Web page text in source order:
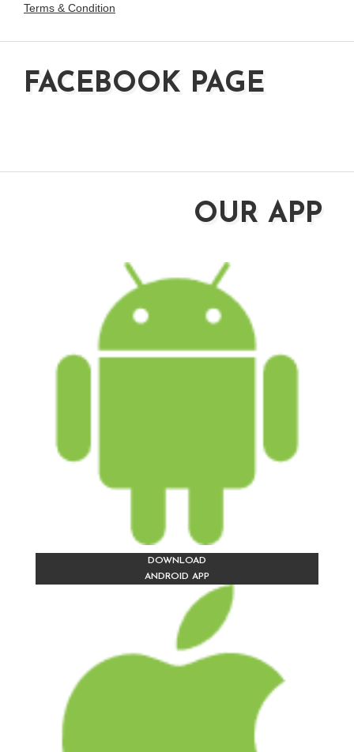
Terms & Condition
FACEBOOK PAGE
OUR APP
DOWNLOAD
ANDROID APP